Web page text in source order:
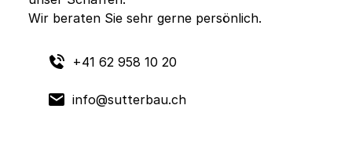
Wir beraten Sie sehr gerne persönlich.
+41 62 958 10 20
info@sutterbau.ch